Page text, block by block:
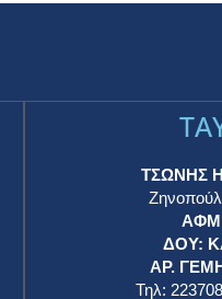
ΤΣΩΝΗΣ
ΑΦΜ:
ΔΟΥ:
ΑΡ.
Τηλ: